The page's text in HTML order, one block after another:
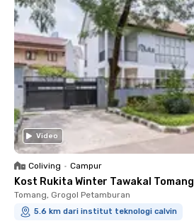
Video
Coliving • Campur
Kost Rukita Winter Tawakal Tomang
Tomang, Grogol Petamburan
5.6 km dari institut teknologi calvin